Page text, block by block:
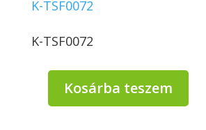
K-TSF0072
K-TSF0072
Kosárba teszem